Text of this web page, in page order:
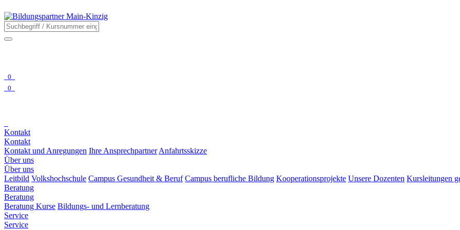
0
0
Kontakt
Kontakt
Kontakt und Anregungen Ihre Ansprechpartner Anfahrtsskizze
Über uns
Über uns
Leitbild Volkshochschule Campus Gesundheit & Beruf Campus berufliche Bildung Kooperationsprojekte Unsere Dozenten Kursleitungen
Beratung
Beratung
Beratung Kurse Bildungs- und Lernberatung
Service
Service